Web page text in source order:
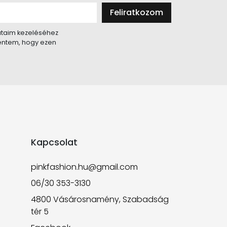
Feliratkozom
kezeléséhez
hogy ezen
Kapcsolat
pinkfashion.hu@gmail.com
06/30 353-3130
4800 Vásárosnamény, Szabadság
tér 5